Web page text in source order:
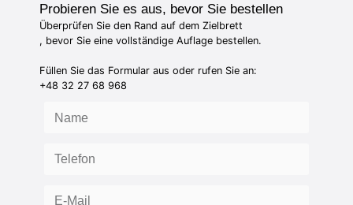
Probieren Sie es aus, bevor Sie bestellen
Überprüfen Sie den Rand auf dem Zielbrett
, bevor Sie eine vollständige Auflage bestellen.
Füllen Sie das Formular aus oder rufen Sie an:
+48 32 27 68 968